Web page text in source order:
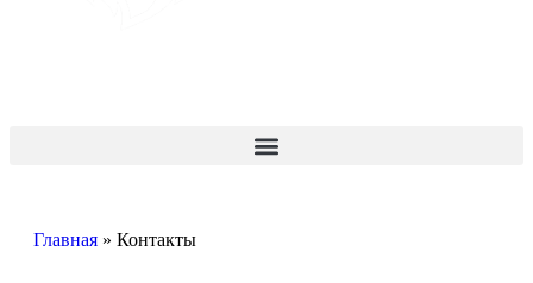
Главная » Контакты